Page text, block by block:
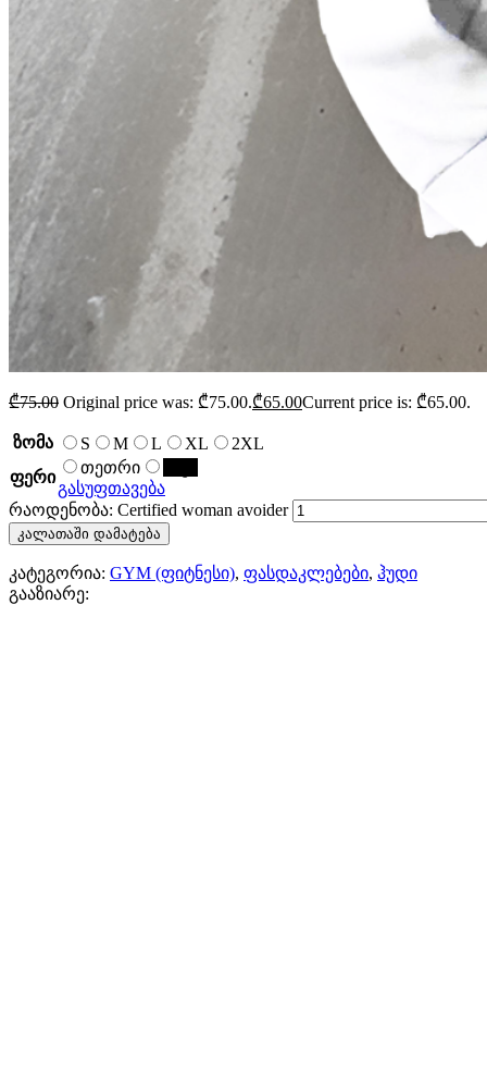
₾75.00 Original price was: ₾75.00.₾65.00Current price is: ₾65.00.
ზომა S M L XL
2XL
ფერი
თეთრი
გასუფთავება
რაოდენობა: Certified woman avoider
კალათაში დამატება
კატეგორია: GYM (ფიტნესი), ფასდაკლებები, ჰუდი
გააზიარე: